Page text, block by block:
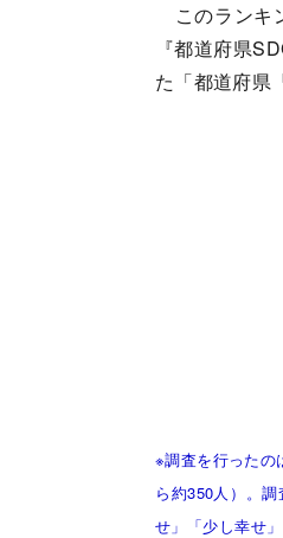
このランキ
『都道府県
た「都道府県
※調査を行ったの
ら約350人）。
せ」「少し幸せ